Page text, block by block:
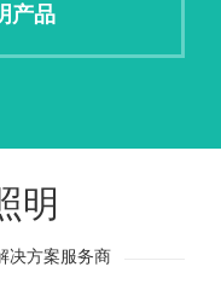
产品
明
决方案服务商